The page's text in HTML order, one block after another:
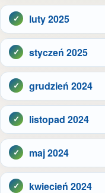
luty 2025
styczeń 2025
grudzień 2024
listopad 2024
maj 2024
kwiecień 2024